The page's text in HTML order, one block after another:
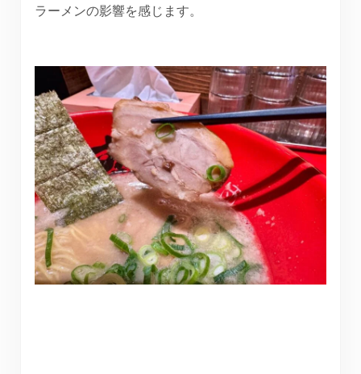
ラーメンの影響を感じます。